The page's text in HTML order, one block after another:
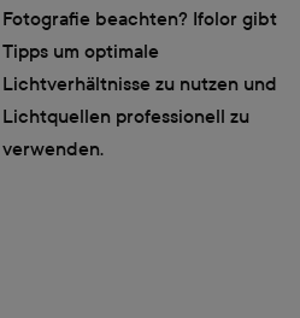
Fotografie beachten? Ifolor gibt
Tipps um optimale
Lichtverhältnisse zu nutzen und
Lichtquellen professionell zu
verwenden.